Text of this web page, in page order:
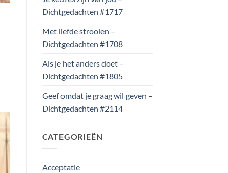
Dichtgedachten #1717
Met liefde strooien –
Dichtgedachten #1708
Als je het anders doet –
Dichtgedachten #1805
Geef omdat je graag wil geven –
Dichtgedachten #2114
CATEGORIEËN
Acceptatie